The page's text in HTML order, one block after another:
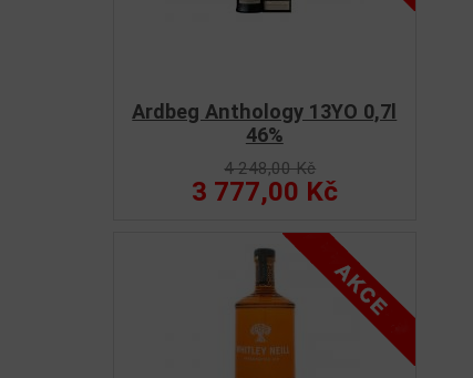
Ardbeg Anthology 13YO 0,7l
46%
4 248,00 Kč
3 777,00 Kč